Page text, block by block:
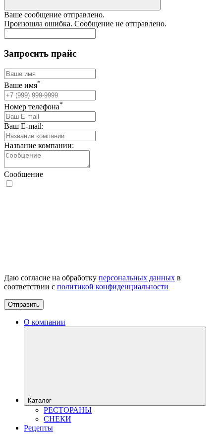
Ваше сообщение отправлено.
Произошла ошибка. Сообщение не отправлено.
Запросить прайс
Ваше имя*
Номер телефона*
Ваш E-mail:
Название компании:
Сообщение
Даю согласие на обработку персональных данных в
соответствии с политикой конфиденциальности
Отправить
О компании
Каталог
РЕСТОРАНЫ
СНЕКИ
Рецепты